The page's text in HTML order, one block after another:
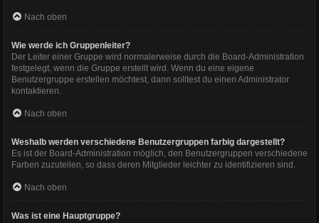
Nach oben
Wie werde ich Gruppenleiter?
Der Leiter einer Gruppe wird normalerweise durch die Board-Administration
festgelegt, wenn die Gruppe erstellt wird. Wenn du eine eigene
Benutzergruppe erstellen möchtest, dann solltest du einen Administrator
kontaktieren.
Nach oben
Weshalb werden verschiedene Benutzergruppen farbig dargestellt?
Es ist der Board-Administration möglich, den Benutzergruppen verschiedene
Farben zuzuteilen, so dass deren Mitglieder leichter zu identifizieren sind.
Nach oben
Was ist eine Hauptgruppe?